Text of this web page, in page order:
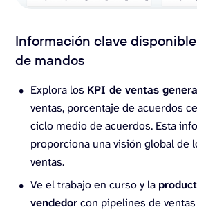
Información clave
de mandos
Explora los KPI de ventas
ventas, porcentaje de acuerdos
ciclo medio de acuerdos. Esta
proporciona una visión global de
ventas.
Ve el trabajo en curso y la
vendedorcon pipelines de